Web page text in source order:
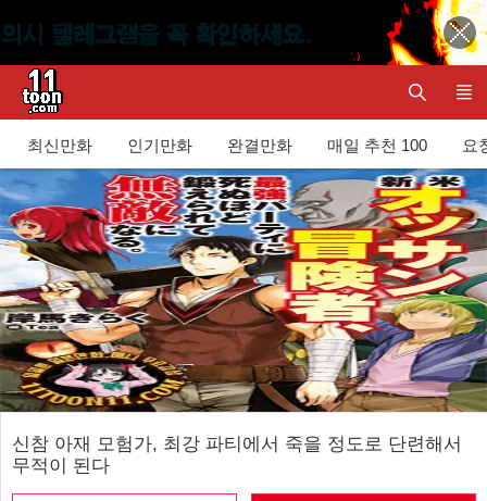
최신만화 인기만화 완결만화 매일 추천 100 요
신참 아재 모험가, 최강 파티에서 죽을 정도로 단련해서
무적이 된다